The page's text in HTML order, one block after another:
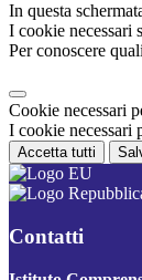
In questa
I cookie necessari
Per conoscere
Cookie necessari
I cookie necessari
Accetta tutti
Contatti